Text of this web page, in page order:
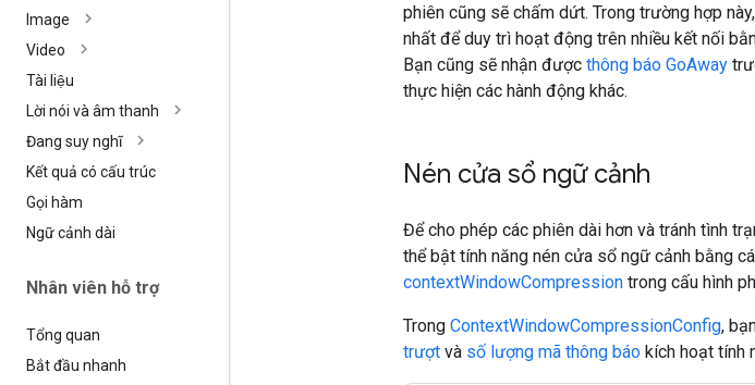
Image
Video
Tài liệu
Lời nói và âm thanh
Đang suy nghĩ
Kết quả có cấu trúc
Gọi hàm
Ngữ cảnh dài
Nhân viên hỗ trợ
Tổng quan
Bắt đầu nhanh
phiên cũng sẽ chấm dứt. Trong trường hợp
nhất để duy trì hoạt động trên nhiều kết nối
Bạn cũng sẽ nhận được thông báo GoAway
thực hiện các hành động khác.
Nén cửa sổ ngữ cảnh
Để cho phép các phiên dài hơn và tránh tình
thể bật tính năng nén cửa sổ ngữ cảnh bằng
contextWindowCompression trong cấu hình
Trong ContextWindowCompressionConfig,
trượt và số lượng mã thông báo kích hoạt tính